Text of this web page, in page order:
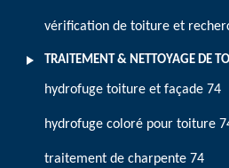
vérification de toiture et
TRAITEMENT & NETTOYAGE DE
hydrofuge toiture et façade 74
hydrofuge coloré pour toiture
traitement de charpente 74